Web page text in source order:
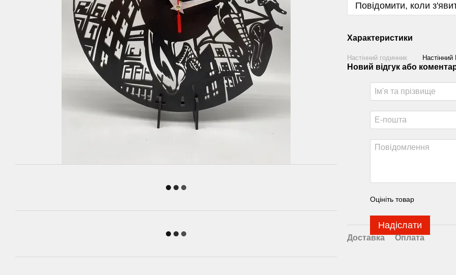
Повідомити, коли
Характеристики
Настінний годинник Настінний
Новий відгук або
Оцініть товар
Надіслати
Доставка Оплата